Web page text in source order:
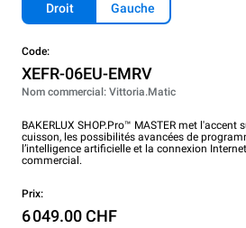
Droit Gauche
Code:
XEFR-06EU-EMRV
Nom commercial: Vittoria.Matic
BAKERLUX SHOP.Pro™ MASTER met l'accent
cuisson, les possibilités avancées de
l’intelligence artificielle et la connexion
commercial.
Prix:
6 049.00 CHF